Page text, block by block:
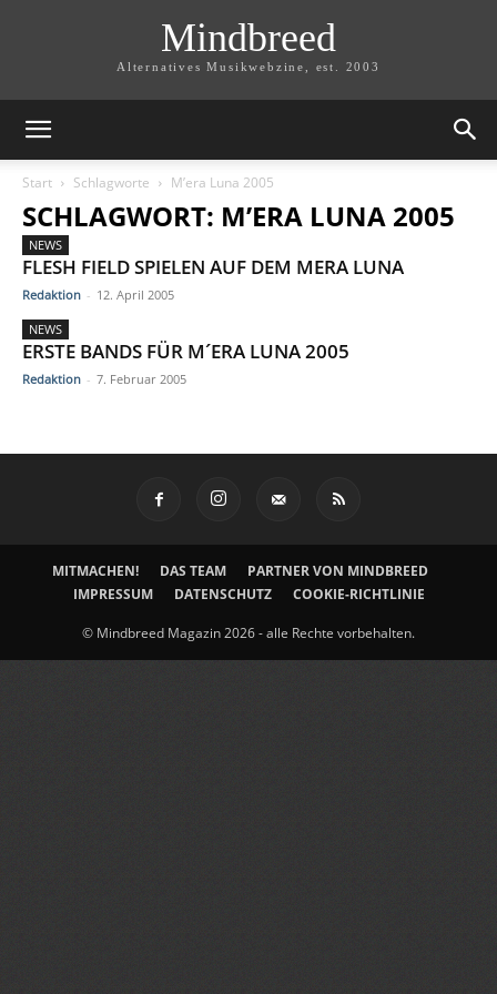
Mindbreed
Alternatives Musikwebzine, est. 2003
Start Schlagworte M’era Luna 2005
SCHLAGWORT: M’ERA LUNA 2005
NEWS
FLESH FIELD SPIELEN AUF DEM MERA LUNA
Redaktion - 12. April 2005
NEWS
ERSTE BANDS FÜR M´ERA LUNA 2005
Redaktion - 7. Februar 2005
MITMACHEN! DAS TEAM
PARTNER VON MINDBREED
IMPRESSUM
DATENSCHUTZ COOKIE-RICHTLINIE
© Mindbreed Magazin 2026 - alle Rechte vorbehalten.